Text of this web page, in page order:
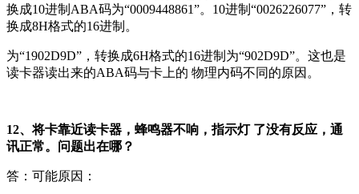
换成10进制ABA码为“0009448861”。10进制“0026226077”，转
换成8H格式的16进制。
为“1902D9D”，转换成6H格式的16进制为“902D9D”。这也是
读卡器读出来的ABA码与卡上的 物理内码不同的原因。
12、将卡靠近读卡器，蜂鸣器不响，指示灯 了没有反应，通
讯正常。问题出在哪？
答：可能原因：